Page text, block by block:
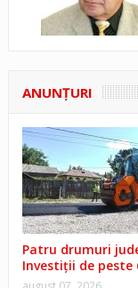
ANUNŢURI
Patru drumuri
Investiții de peste